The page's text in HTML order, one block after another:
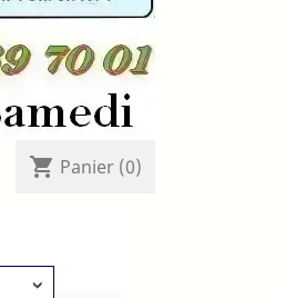
shopping_cart Panier (0)